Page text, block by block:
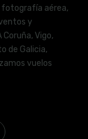
fotografía aérea,
y
Vigo,
de Galicia,
vuelos